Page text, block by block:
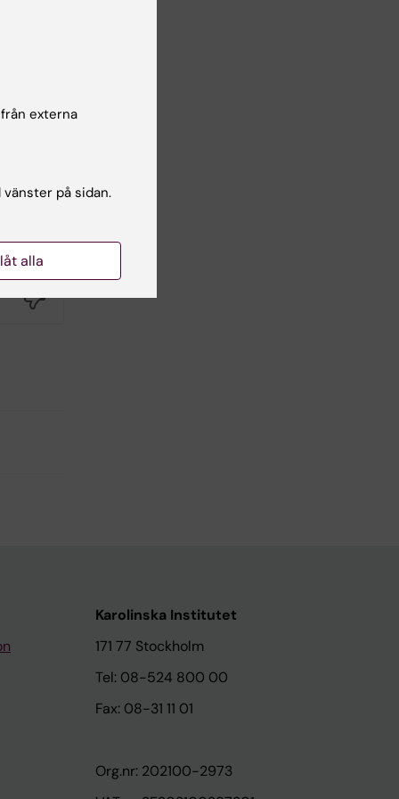
No
Karolinska Institutet
171 77 Stockholm
Tel: 08-524 800 00
Fax: 08-31 11 01
Org.nr: 202100-2973
externa
på sidan.
alla